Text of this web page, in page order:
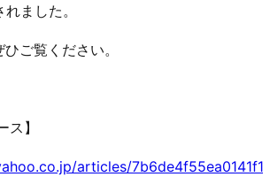
ました。
ご覧ください。
ス】
articles/